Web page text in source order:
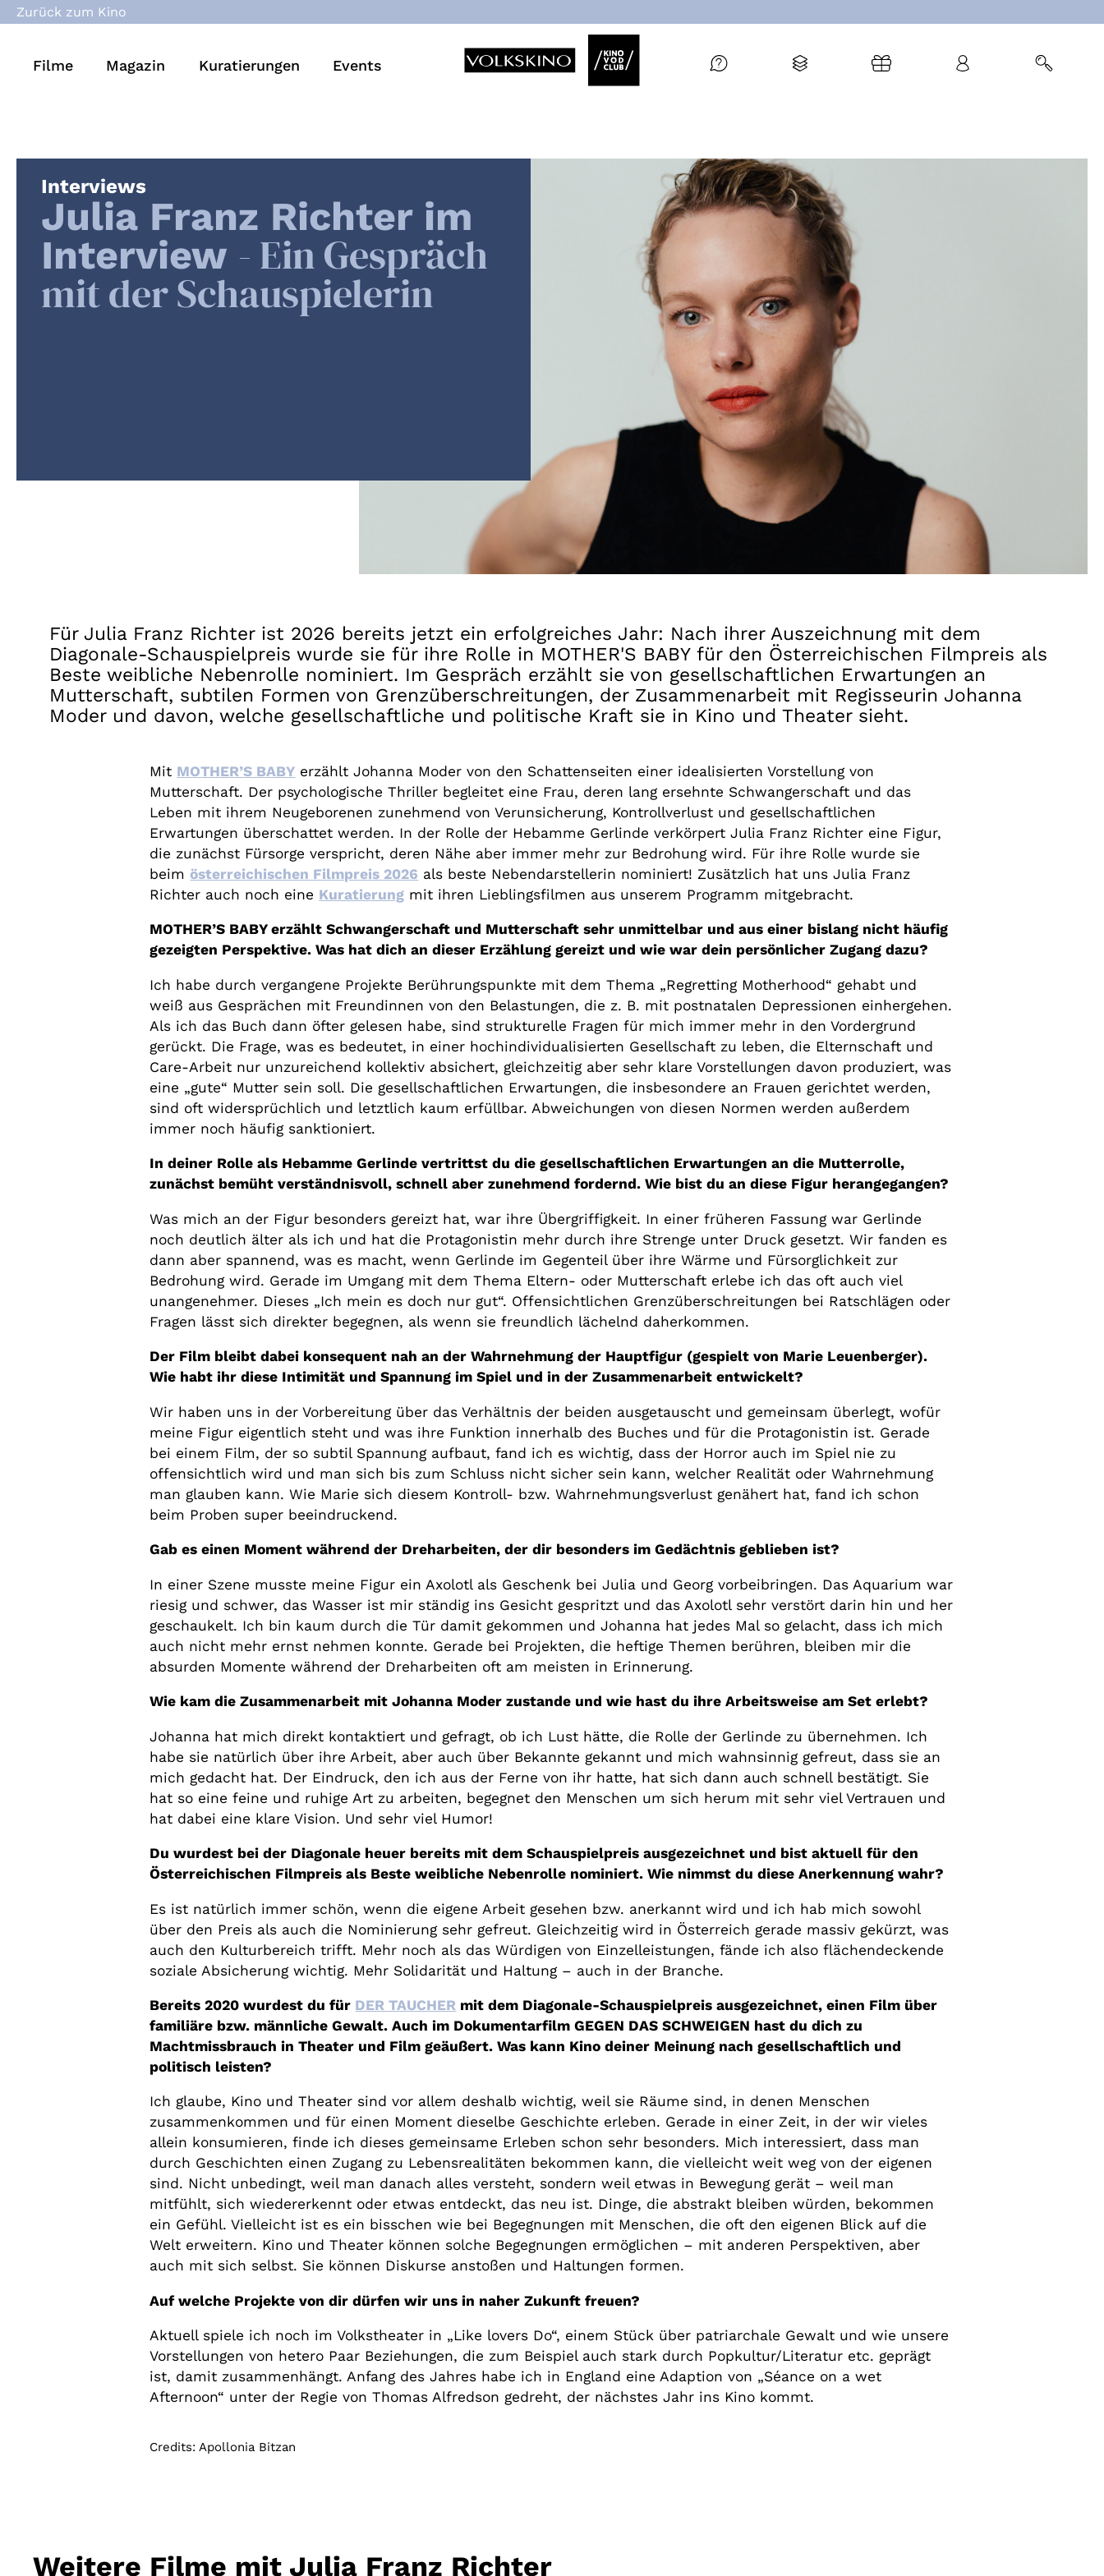
Events
Suche
Zurück zum Kino
Filme Magazin Kuratierungen Events
Interviews
Julia Franz Richter im
Interview - Ein Gespräch
mit der Schauspielerin
Für Julia Franz Richter ist 2026 bereits jetzt ein erfolgreiches Jahr: Nach ihrer Auszeichnung mit dem
Diagonale-Schauspielpreis wurde sie für ihre Rolle in MOTHER'S BABY für den Österreichischen Filmpreis als
Beste weibliche Nebenrolle nominiert. Im Gespräch erzählt sie von gesellschaftlichen Erwartungen an
Mutterschaft, subtilen Formen von Grenzüberschreitungen, der Zusammenarbeit mit Regisseurin Johanna
Moder und davon, welche gesellschaftliche und politische Kraft sie in Kino und Theater sieht.
Mit MOTHER’S BABY erzählt Johanna Moder von den Schattenseiten einer idealisierten Vorstellung von
Mutterschaft. Der psychologische Thriller begleitet eine Frau, deren lang ersehnte Schwangerschaft und das
Leben mit ihrem Neugeborenen zunehmend von Verunsicherung, Kontrollverlust und gesellschaftlichen
Erwartungen überschattet werden. In der Rolle der Hebamme Gerlinde verkörpert Julia Franz Richter eine Figur,
die zunächst Fürsorge verspricht, deren Nähe aber immer mehr zur Bedrohung wird. Für ihre Rolle wurde sie
beimösterreichischen Filmpreis 2026 als beste Nebendarstellerin nominiert! Zusätzlich hat uns Julia Franz
Richter auch noch eine Kuratierung mit ihren Lieblingsfilmen aus unserem Programm mitgebracht.
MOTHER’S BABY erzählt Schwangerschaft und Mutterschaft sehr unmittelbar und aus einer bislang nicht häufig
gezeigten Perspektive. Was hat dich an dieser Erzählung gereizt und wie war dein persönlicher Zugang dazu?
Ich habe durch vergangene Projekte Berührungspunkte mit dem Thema „Regretting Motherhood“ gehabt und
weiß aus Gesprächen mit Freundinnen von den Belastungen, die z. B. mit postnatalen Depressionen einhergehen.
Als ich das Buch dann öfter gelesen habe, sind strukturelle Fragen für mich immer mehr in den Vordergrund
gerückt. Die Frage, was es bedeutet, in einer hochindividualisierten Gesellschaft zu leben, die Elternschaft und
Care-Arbeit nur unzureichend kollektiv absichert, gleichzeitig aber sehr klare Vorstellungen davon produziert, was
eine „gute“ Mutter sein soll. Die gesellschaftlichen Erwartungen, die insbesondere an Frauen gerichtet werden,
sind oft widersprüchlich und letztlich kaum erfüllbar. Abweichungen von diesen Normen werden außerdem
immer noch häufig sanktioniert.
In deiner Rolle als Hebamme Gerlinde vertrittst du die gesellschaftlichen Erwartungen an die Mutterrolle,
zunächst bemüht verständnisvoll, schnell aber zunehmend fordernd. Wie bist du an diese Figur herangegangen?
Was mich an der Figur besonders gereizt hat, war ihre Übergriffigkeit. In einer früheren Fassung war Gerlinde
noch deutlich älter als ich und hat die Protagonistin mehr durch ihre Strenge unter Druck gesetzt. Wir fanden es
dann aber spannend, was es macht, wenn Gerlinde im Gegenteil über ihre Wärme und Fürsorglichkeit zur
Bedrohung wird. Gerade im Umgang mit dem Thema Eltern- oder Mutterschaft erlebe ich das oft auch viel
unangenehmer. Dieses „Ich mein es doch nur gut“. Offensichtlichen Grenzüberschreitungen bei Ratschlägen oder
Fragen lässt sich direkter begegnen, als wenn sie freundlich lächelnd daherkommen.
Der Film bleibt dabei konsequent nah an der Wahrnehmung der Hauptfigur (gespielt von Marie Leuenberger).
Wie habt ihr diese Intimität und Spannung im Spiel und in der Zusammenarbeit entwickelt?
Wir haben uns in der Vorbereitung über das Verhältnis der beiden ausgetauscht und gemeinsam überlegt, wofür
meine Figur eigentlich steht und was ihre Funktion innerhalb des Buches und für die Protagonistin ist. Gerade
bei einem Film, der so subtil Spannung aufbaut, fand ich es wichtig, dass der Horror auch im Spiel nie zu
offensichtlich wird und man sich bis zum Schluss nicht sicher sein kann, welcher Realität oder Wahrnehmung
man glauben kann. Wie Marie sich diesem Kontroll- bzw. Wahrnehmungsverlust genähert hat, fand ich schon
beim Proben super beeindruckend.
Gab es einen Moment während der Dreharbeiten, der dir besonders im Gedächtnis geblieben ist?
In einer Szene musste meine Figur ein Axolotl als Geschenk bei Julia und Georg vorbeibringen. Das Aquarium war
riesig und schwer, das Wasser ist mir ständig ins Gesicht gespritzt und das Axolotl sehr verstört darin hin und her
geschaukelt. Ich bin kaum durch die Tür damit gekommen und Johanna hat jedes Mal so gelacht, dass ich mich
auch nicht mehr ernst nehmen konnte. Gerade bei Projekten, die heftige Themen berühren, bleiben mir die
absurden Momente während der Dreharbeiten oft am meisten in Erinnerung.
Wie kam die Zusammenarbeit mit Johanna Moder zustande und wie hast du ihre Arbeitsweise am Set erlebt?
Johanna hat mich direkt kontaktiert und gefragt, ob ich Lust hätte, die Rolle der Gerlinde zu übernehmen. Ich
habe sie natürlich über ihre Arbeit, aber auch über Bekannte gekannt und mich wahnsinnig gefreut, dass sie an
mich gedacht hat. Der Eindruck, den ich aus der Ferne von ihr hatte, hat sich dann auch schnell bestätigt. Sie
hat so eine feine und ruhige Art zu arbeiten, begegnet den Menschen um sich herum mit sehr viel Vertrauen und
hat dabei eine klare Vision. Und sehr viel Humor!
Du wurdest bei der Diagonale heuer bereits mit dem Schauspielpreis ausgezeichnet und bist aktuell für den
Österreichischen Filmpreis als Beste weibliche Nebenrolle nominiert. Wie nimmst du diese Anerkennung wahr?
Es ist natürlich immer schön, wenn die eigene Arbeit gesehen bzw. anerkannt wird und ich hab mich sowohl
über den Preis als auch die Nominierung sehr gefreut. Gleichzeitig wird in Österreich gerade massiv gekürzt, was
auch den Kulturbereich trifft. Mehr noch als das Würdigen von Einzelleistungen, fände ich also flächendeckende
soziale Absicherung wichtig. Mehr Solidarität und Haltung – auch in der Branche.
Bereits 2020 wurdest du für DER TAUCHER mit dem Diagonale-Schauspielpreis ausgezeichnet, einen Film über
familiäre bzw. männliche Gewalt. Auch im Dokumentarfilm GEGEN DAS SCHWEIGEN hast du dich zu
Machtmissbrauch in Theater und Film geäußert. Was kann Kino deiner Meinung nach gesellschaftlich und
politisch leisten?
Ich glaube, Kino und Theater sind vor allem deshalb wichtig, weil sie Räume sind, in denen Menschen
zusammenkommen und für einen Moment dieselbe Geschichte erleben. Gerade in einer Zeit, in der wir vieles
allein konsumieren, finde ich dieses gemeinsame Erleben schon sehr besonders. Mich interessiert, dass man
durch Geschichten einen Zugang zu Lebensrealitäten bekommen kann, die vielleicht weit weg von der eigenen
sind. Nicht unbedingt, weil man danach alles versteht, sondern weil etwas in Bewegung gerät – weil man
mitfühlt, sich wiedererkennt oder etwas entdeckt, das neu ist. Dinge, die abstrakt bleiben würden, bekommen
ein Gefühl. Vielleicht ist es ein bisschen wie bei Begegnungen mit Menschen, die oft den eigenen Blick auf die
Welt erweitern. Kino und Theater können solche Begegnungen ermöglichen – mit anderen Perspektiven, aber
auch mit sich selbst. Sie können Diskurse anstoßen und Haltungen formen.
Auf welche Projekte von dir dürfen wir uns in naher Zukunft freuen?
Aktuell spiele ich noch im Volkstheater in „Like lovers Do“, einem Stück über patriarchale Gewalt und wie unsere
Vorstellungen von hetero Paar Beziehungen, die zum Beispiel auch stark durch Popkultur/Literatur etc. geprägt
ist, damit zusammenhängt. Anfang des Jahres habe ich in England eine Adaption von „Séance on a wet
Afternoon“ unter der Regie von Thomas Alfredson gedreht, der nächstes Jahr ins Kino kommt.
Credits: Apollonia Bitzan
Weitere Filme mit Julia Franz Richter